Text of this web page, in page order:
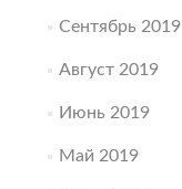
Сентябрь 2019
Август 2019
Июнь 2019
Май 2019